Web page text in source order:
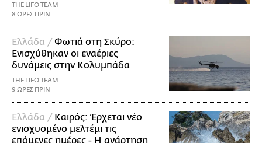
THE LIFO TEAM
8 ΩΡΕΣ ΠΡΙΝ
Ελλάδα /Φωτιά στη Σκύρο:
Ενισχύθηκαν οι εναέριες
δυνάμεις στην Κολυμπάδα
THE LIFO TEAM
9 ΩΡΕΣ ΠΡΙΝ
Ελλάδα / Καιρός: Έρχεται νέο
ενισχυσμένο μελτέμι τις
επόμενες ημέρες - Η ανάρτηση